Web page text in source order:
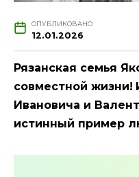
ОПУБЛИКОВАНО
12.01.2026
Рязанская семья
совместной жизни!
Ивановича и
истинный пример